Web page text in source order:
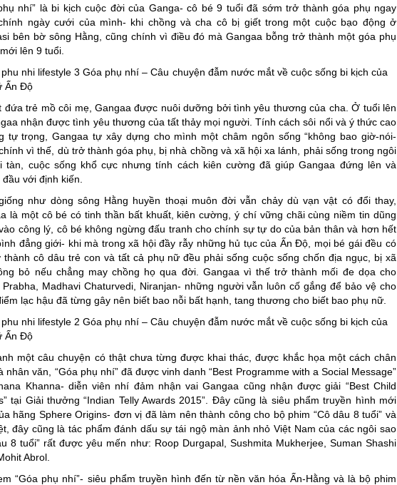
nhí” là bi kịch cuộc đời của Ganga- cô bé 9 tuổi đã sớm trở thành góa phụ ngay
ngày cưới của mình- khi chồng và cha cô bị giết trong một cuộc bạo động ở
bên bờ sông Hằng, cũng chính vì điều đó mà Gangaa bỗng trở thành một góa phụ
lên 9 tuổi.
đứa trẻ mồ côi mẹ, Gangaa được nuôi dưỡng bởi tình yêu thương của cha. Ở tuổi lên
nhận được tình yêu thương của tất thảy mọi người. Tính cách sôi nổi và ý thức cao
tự trọng, Gangaa tự xây dựng cho mình một châm ngôn sống “không bao giờ-nói-
vì thế, dù trở thành góa phụ, bị nhà chồng và xã hội xa lánh, phải sống trong ngôi
tàn, cuộc sống khổ cực nhưng tính cách kiên cường đã giúp Gangaa đứng lên và
với định kiến.
như dòng sông Hằng huyền thoại muôn đời vẫn chảy dù vạn vật có đổi thay,
là một cô bé có tinh thần bất khuất, kiên cường, ý chí vững chãi cùng niềm tin dũng
công lý, cô bé không ngừng đấu tranh cho chính sự tự do của bản thân và hơn hết
đẳng giới- khi mà trong xã hội đầy rẫy những hủ tục của Ấn Độ, mọi bé gái đều có
thành cô dâu trẻ con và tất cả phụ nữ đều phải sống cuộc sống chốn địa ngục, bị xã
bỏ nếu chẳng may chồng họ qua đời. Gangaa vì thế trở thành mối đe dọa cho
Prabha, Madhavi Chaturvedi, Niranjan- những người vẫn luôn cố gắng để bảo vệ cho
lạc hậu đã từng gây nên biết bao nỗi bất hạnh, tang thương cho biết bao phụ nữ.
một câu chuyện có thật chưa từng được khai thác, được khắc họa một cách chân
nhân văn, “Góa phụ nhí” đã được vinh danh “Best Programme with a Social Message”
Khanna- diễn viên nhí đảm nhận vai Gangaa cũng nhận được giải “Best Child
tại Giải thưởng “Indian Telly Awards 2015”. Đây cũng là siêu phẩm truyền hình mới
hãng Sphere Origins- đơn vị đã làm nên thành công cho bộ phim “Cô dâu 8 tuổi” và
đây cũng là tác phẩm đánh dấu sự tái ngộ màn ảnh nhỏ Việt Nam của các ngôi sao
8 tuổi” rất được yêu mến như: Roop Durgapal, Sushmita Mukherjee, Suman Shashi
Abrol.
“Góa phụ nhí”- siêu phẩm truyền hình đến từ nền văn hóa Ấn-Hằng và là bộ phim